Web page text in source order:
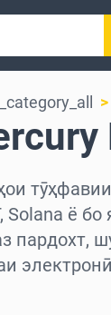
Solana ё
пардохт,